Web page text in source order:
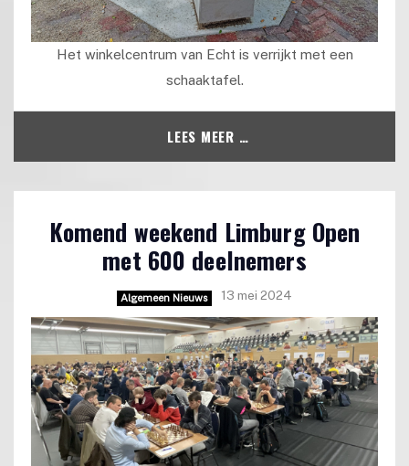
Het winkelcentrum van Echt is verrijkt met een
schaaktafel.
LEES MEER …
Komend weekend Limburg Open
met 600 deelnemers
Algemeen Nieuws 13 mei 2024